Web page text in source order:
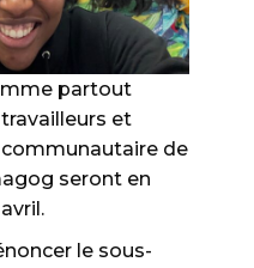
partout
et
de
seront en
le sous-